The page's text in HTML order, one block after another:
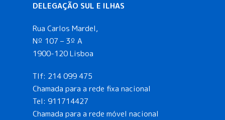
DELEGAÇÃO SUL E ILHAS
Rua Carlos Mardel,
Nº 107 – 3º A
1900-120 Lisboa
Tlf: 214 099 475
Chamada para a rede fixa nacional
Tel: 911714427
Chamada para a rede móvel nacional